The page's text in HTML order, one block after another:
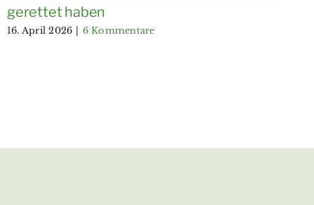
gerettet haben
16. April 2026 6 Kommentare